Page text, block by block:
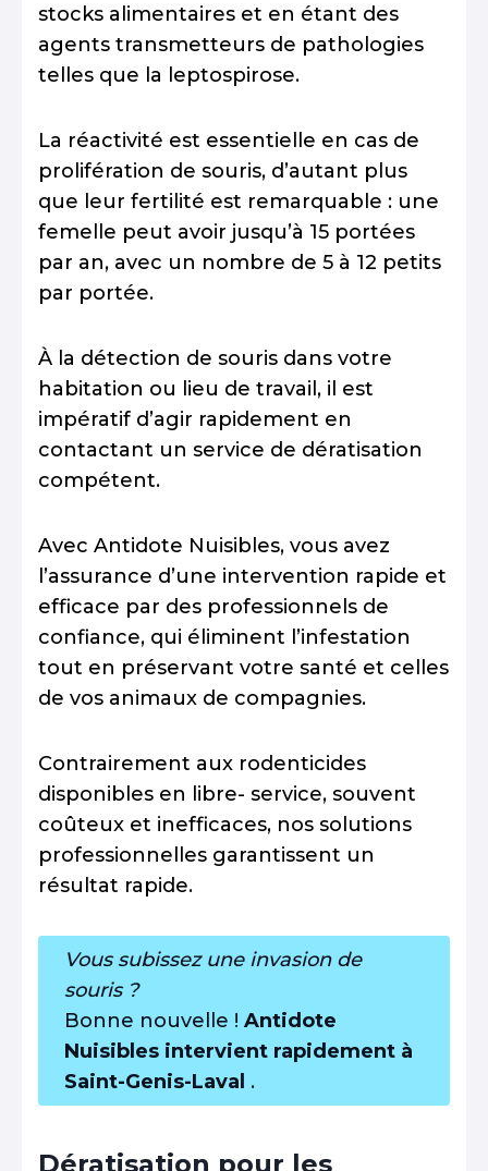
stocks alimentaires et en étant des
agents transmetteurs de pathologies
telles que la leptospirose.
La réactivité est essentielle en cas de
prolifération de souris, d’autant plus
que leur fertilité est remarquable : une
femelle peut avoir jusqu’à 15 portées
par an, avec un nombre de 5 à 12 petits
par portée.
À la détection de souris dans votre
habitation ou lieu de travail, il est
impératif d’agir rapidement en
contactant un service de dératisation
compétent.
Avec Antidote Nuisibles, vous avez
l’assurance d’une intervention rapide et
efficace par des professionnels de
confiance, qui éliminent l’infestation
tout en préservant votre santé et celles
de vos animaux de compagnies.
Contrairement aux rodenticides
disponibles en libre- service, souvent
coûteux et inefficaces, nos solutions
professionnelles garantissent un
résultat rapide.
Vous subissez une invasion de
souris ?
Bonne nouvelle ! Antidote
Nuisibles intervient rapidement à
Saint-Genis-Laval .
Dératisation pour les